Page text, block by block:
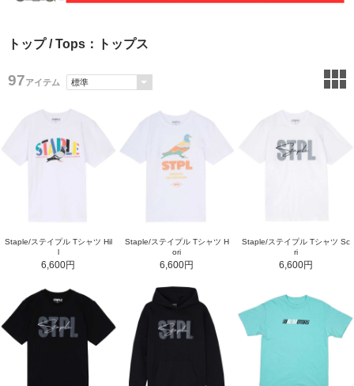
トップ/ Tops：トップス
97アイテム
Staple/ステイプル Tシャツ Hil
l
6,600円
Staple/ステイプル Tシャツ H
ori
6,600円
Staple/ステイプル Tシャツ Sc
ri
6,600円